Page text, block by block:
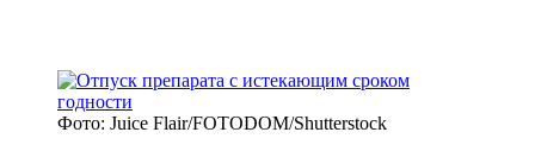
Фото: Juice Flair/FOTODOM/Shutterstoсk